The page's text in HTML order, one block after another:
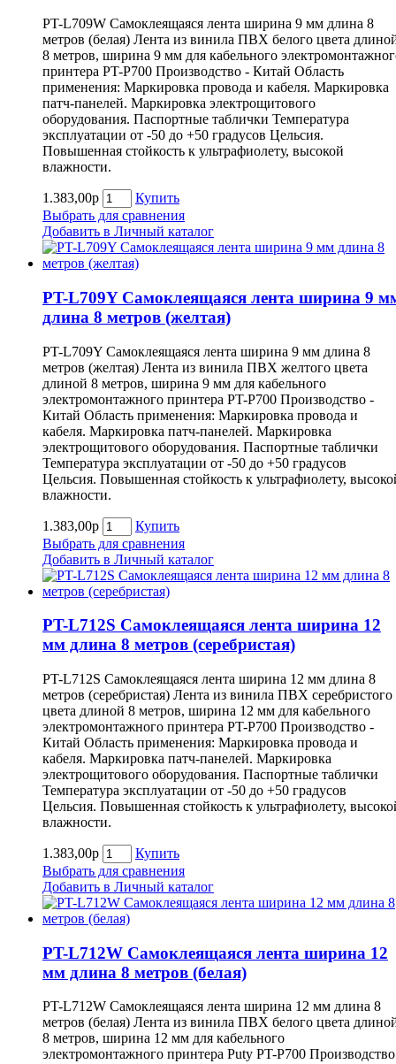
PT-L709W Самоклеящаяся лента ширина 9 мм длина 8
метров (белая) Лента из винила ПВХ белого цвета
8 метров, ширина 9 мм для кабельного
принтера PT-P700 Производство - Китай Область
применения: Маркировка провода и кабеля. Маркировка
патч-панелей. Маркировка электрощитового
оборудования. Паспортные таблички Температура
эксплуатации от -50 до +50 градусов Цельсия.
Повышенная стойкость к ультрафиолету, высокой
влажности.
1.383,00р
Купить
Выбрать для сравнения
Добавить в Личный каталог
PT-L709Y Самоклеящаяся лента ширина 9
длина 8 метров (желтая)
PT-L709Y Самоклеящаяся лента ширина 9 мм длина 8
метров (желтая) Лента из винила ПВХ желтого цвета
длиной 8 метров, ширина 9 мм для кабельного
электромонтажного принтера PT-P700 Производство -
Китай Область применения: Маркировка провода и
кабеля. Маркировка патч-панелей. Маркировка
электрощитового оборудования. Паспортные таблички
Температура эксплуатации от -50 до +50 градусов
Цельсия. Повышенная стойкость к ультрафиолету,
влажности.
1.383,00р
Купить
Выбрать для сравнения
Добавить в Личный каталог
PT-L712S Самоклеящаяся лента ширина 12
мм длина 8 метров (серебристая)
PT-L712S Самоклеящаяся лента ширина 12 мм длина 8
метров (серебристая) Лента из винила ПВХ серебристого
цвета длиной 8 метров, ширина 12 мм для кабельного
электромонтажного принтера PT-P700 Производство -
Китай Область применения: Маркировка провода и
кабеля. Маркировка патч-панелей. Маркировка
электрощитового оборудования. Паспортные таблички
Температура эксплуатации от -50 до +50 градусов
Цельсия. Повышенная стойкость к ультрафиолету,
влажности.
1.383,00р
Купить
Выбрать для сравнения
Добавить в Личный каталог
PT-L712W Самоклеящаяся лента ширина 12
мм длина 8 метров (белая)
PT-L712W Самоклеящаяся лента ширина 12 мм длина 8
метров (белая) Лента из винила ПВХ белого цвета
8 метров, ширина 12 мм для кабельного
электромонтажного принтера Puty PT-P700